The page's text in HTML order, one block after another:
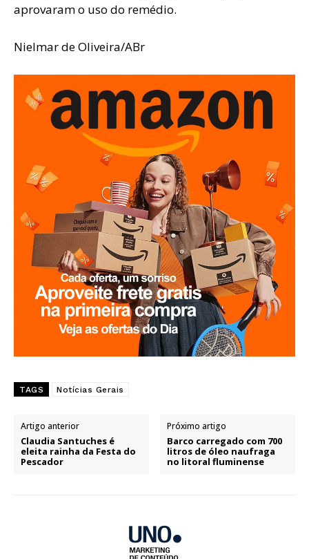
aprovaram o uso do remédio.
Nielmar de Oliveira/ABr
TAGS Notícias Gerais
Artigo anterior
Claudia Santuches é
eleita rainha da Festa do
Pescador
Próximo artigo
Barco carregado com 700
litros de óleo naufraga
no litoral fluminense